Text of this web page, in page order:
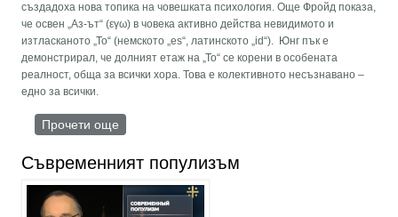
създадоха нова топика на човешката психология. Още Фройд показа,
че освен „Аз-ът“ (εγω) в човека активно действа невидимото и
изтласканото „То“ (немското „es“, латинското „id“). Юнг пък е
демонстрирал, че долният етаж на „То“ се корени в особената
реалност, обща за всички хора. Това е колективното несъзнавано –
едно за всички.
Прочети още
Съвременният популизъм